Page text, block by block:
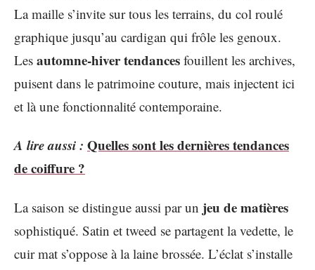
La maille s’invite sur tous les terrains, du col roulé
graphique jusqu’au cardigan qui frôle les genoux.
Les automne-hiver tendances fouillent les archives,
puisent dans le patrimoine couture, mais injectent ici
et là une fonctionnalité contemporaine.
A lire aussi : Quelles sont les dernières tendances
de coiffure ?
La saison se distingue aussi par un jeu de matières
sophistiqué. Satin et tweed se partagent la vedette, le
cuir mat s’oppose à la laine brossée. L’éclat s’installe